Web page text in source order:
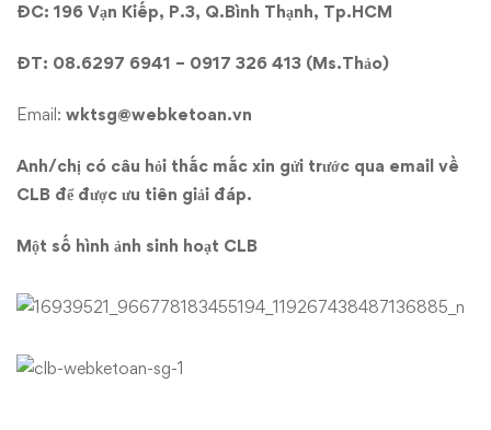
ĐC: 196 Vạn Kiếp, P.3, Q.Bình Thạnh, Tp.HCM
ĐT: 08.6297 6941 – 0917 326 413 (Ms.Thảo)
Email: wktsg@webketoan.vn
Anh/chị có câu hỏi thắc mắc xin gửi trước qua email về
CLB để được ưu tiên giải đáp.
Một số hình ảnh sinh hoạt CLB